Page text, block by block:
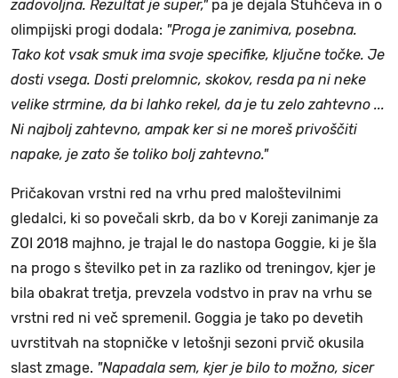
zadovoljna. Rezultat je super," pa je dejala Štuhčeva in o
olimpijski progi dodala: "Proga je zanimiva, posebna.
Tako kot vsak smuk ima svoje specifike, ključne točke. Je
dosti vsega. Dosti prelomnic, skokov, resda pa ni neke
velike strmine, da bi lahko rekel, da je tu zelo zahtevno ...
Ni najbolj zahtevno, ampak ker si ne moreš privoščiti
napake, je zato še toliko bolj zahtevno."
Pričakovan vrstni red na vrhu pred maloštevilnimi
gledalci, ki so povečali skrb, da bo v Koreji zanimanje za
ZOI 2018 majhno, je trajal le do nastopa Goggie, ki je šla
na progo s številko pet in za razliko od treningov, kjer je
bila obakrat tretja, prevzela vodstvo in prav na vrhu se
vrstni red ni več spremenil. Goggia je tako po devetih
uvrstitvah na stopničke v letošnji sezoni prvič okusila
slast zmage. "Napadala sem, kjer je bilo to možno, sicer